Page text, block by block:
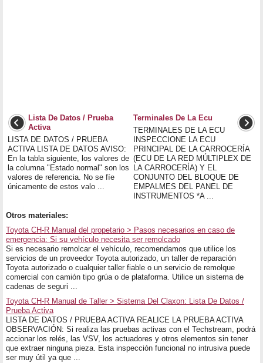
Lista De Datos / Prueba
Activa
LISTA DE DATOS / PRUEBA
ACTIVA LISTA DE DATOS AVISO:
En la tabla siguiente, los valores de
la columna "Estado normal" son los
valores de referencia. No se fíe
únicamente de estos valo ...
Terminales De La Ecu
TERMINALES DE LA ECU
INSPECCIONE LA ECU
PRINCIPAL DE LA CARROCERÍA
(ECU DE LA RED MÚLTIPLEX DE
LA CARROCERÍA) Y EL
CONJUNTO DEL BLOQUE DE
EMPALMES DEL PANEL DE
INSTRUMENTOS *A ...
Otros materiales:
Toyota CH-R Manual del propetario > Pasos necesarios en caso de
emergencia: Si su vehículo necesita ser remolcado
Si es necesario remolcar el vehículo, recomendamos que utilice los
servicios de un proveedor Toyota autorizado, un taller de reparación
Toyota autorizado o cualquier taller fiable o un servicio de remolque
comercial con camión tipo grúa o de plataforma. Utilice un sistema de
cadenas de seguri ...
Toyota CH-R Manual de Taller > Sistema Del Claxon: Lista De Datos /
Prueba Activa
LISTA DE DATOS / PRUEBA ACTIVA REALICE LA PRUEBA ACTIVA
OBSERVACIÓN: Si realiza las pruebas activas con el Techstream, podrá
accionar los relés, las VSV, los actuadores y otros elementos sin tener
que extraer ninguna pieza. Esta inspección funcional no intrusiva puede
ser muy útil ya que ...